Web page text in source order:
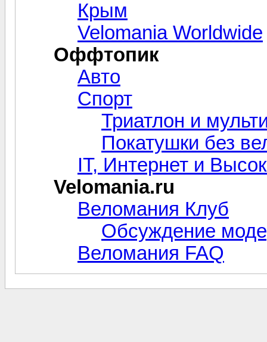
Крым
Velomania Worldwide
Оффтопик
Авто
Спорт
Триатлон и
Покатушки без
IT, Интернет и
Velomania.ru
Веломания Клуб
Обсуждение
Веломания FAQ